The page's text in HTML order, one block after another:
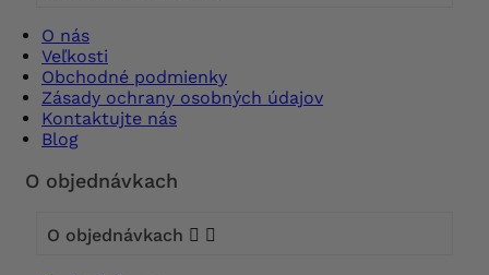
O nás
Veľkosti
Obchodné podmienky
Zásady ochrany osobných údajov
Kontaktujte nás
Blog
O objednávkach
O objednávkach  